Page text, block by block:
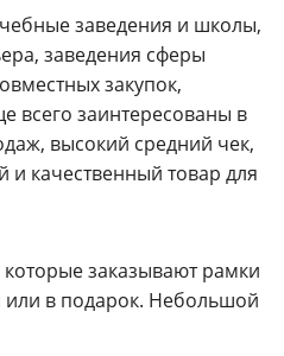
заведения и школы,
заведения сферы
закупок,
всего заинтересованы в
высокий средний чек,
качественный товар для
заказывают рамки
в подарок. Небольшой